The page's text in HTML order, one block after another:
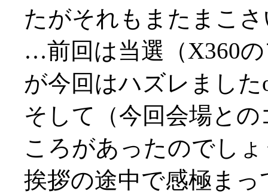
たがそれもまたまこ
…前回は当選（X360
が今回はハズレました
そして（今回会場と
ころがあったのでし
挨拶の途中で感極ま